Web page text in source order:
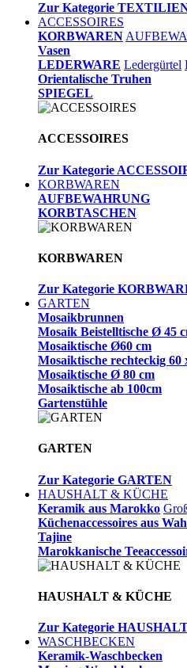
Zur Kategorie
ACCESSOIRES
KORBWAREN
Vasen
LEDERWARE Ledergürtel
Orientalische Truhen
SPIEGEL
ACCESSOIRES
Zur Kategorie
KORBWAREN
AUFBEWAHRUNG
KORBTASCHEN
KORBWAREN
Zur Kategorie
GARTEN
Mosaikbrunnen
Mosaik Beistelltische Ø 45
Mosaiktische Ø60 cm
Mosaiktische rechteckig 60
Mosaiktische Ø 80 cm
Mosaiktische ab 100cm
Gartenstühle
GARTEN
Zur Kategorie GARTEN
HAUSHALT & KÜCHE
Keramik aus Marokko
Küchenaccessoires aus
Tajine
Marokkanische
HAUSHALT & KÜCHE
Zur Kategorie
WASCHBECKEN
Keramik-Waschbecken